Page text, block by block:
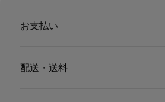
お支払い
配送・送料